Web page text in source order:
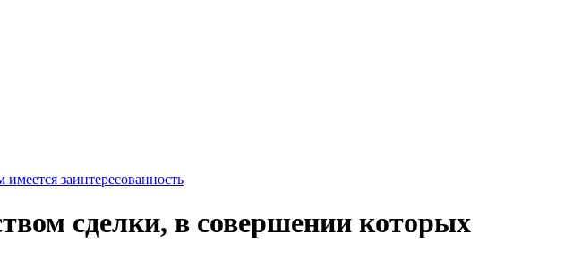
заинтересованность
сделки, в совершении которых